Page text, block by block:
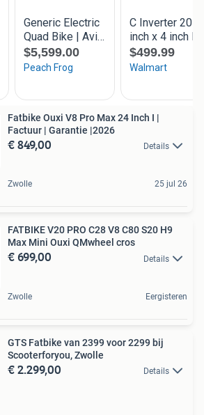
Fatbike Ouxi V8 Pro Max 24 Inch I |
Factuur | Garantie |2026
€ 849,00 Details
Zwolle 25 jul 26
FATBIKE V20 PRO C28 V8 C80 S20 H9
Max Mini Ouxi QMwheel cros
€ 699,00 Details
Zwolle Eergisteren
GTS Fatbike van 2399 voor 2299 bij
Scooterforyou, Zwolle
€ 2.299,00 Details